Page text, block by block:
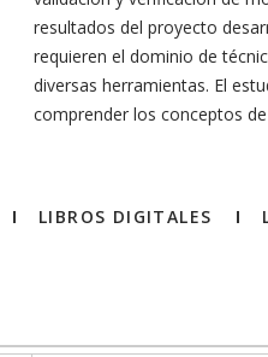
resultados del proyecto
requieren el dominio de
diversas herramientas. El
comprender los conceptos
LIBROS DIGITALES